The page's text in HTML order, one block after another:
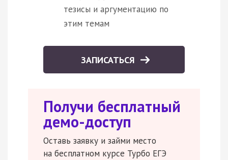
тезисы и аргументацию по
этим темам
ЗАПИСАТЬСЯ
Получи бесплатный
демо-доступ
Оставь заявку и займи место
на бесплатном курсе Турбо ЕГЭ